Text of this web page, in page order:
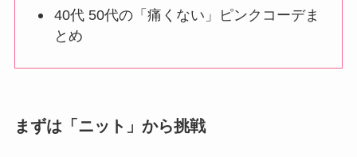
40代 50代の「痛くない」ピンクコーデま
とめ
まずは「ニット」から挑戦